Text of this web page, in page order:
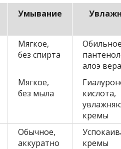
Умывание
Мягкое,
без спирта
алоэ
Мягкое,
без мыла
кислота,
кремы
Обычное,
аккуратно
кремы